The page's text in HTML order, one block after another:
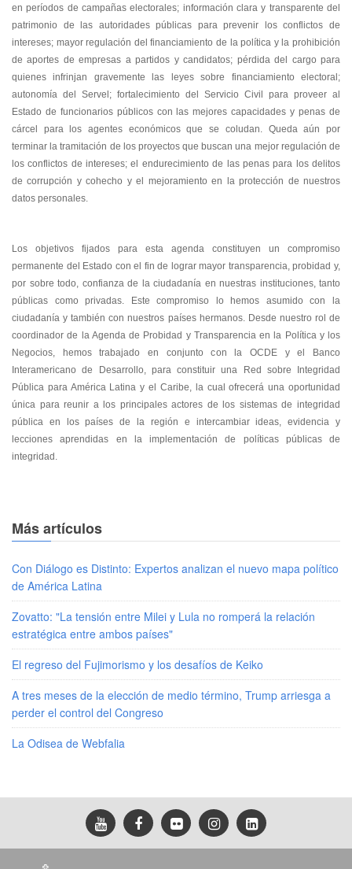
en períodos de campañas electorales; información clara y transparente del
patrimonio de las autoridades públicas para prevenir los conflictos de
intereses; mayor regulación del financiamiento de la política y la prohibición
de aportes de empresas a partidos y candidatos; pérdida del cargo para
quienes infrinjan gravemente las leyes sobre financiamiento electoral;
autonomía del Servel; fortalecimiento del Servicio Civil para proveer al
Estado de funcionarios públicos con las mejores capacidades y penas de
cárcel para los agentes económicos que se coludan. Queda aún por
terminar la tramitación de los proyectos que buscan una mejor regulación de
los conflictos de intereses; el endurecimiento de las penas para los delitos
de corrupción y cohecho y el mejoramiento en la protección de nuestros
datos personales.
Los objetivos fijados para esta agenda constituyen un compromiso
permanente del Estado con el fin de lograr mayor transparencia, probidad y,
por sobre todo, confianza de la ciudadanía en nuestras instituciones, tanto
públicas como privadas. Este compromiso lo hemos asumido con la
ciudadanía y también con nuestros países hermanos. Desde nuestro rol de
coordinador de la Agenda de Probidad y Transparencia en la Política y los
Negocios, hemos trabajado en conjunto con la OCDE y el Banco
Interamericano de Desarrollo, para constituir una Red sobre Integridad
Pública para América Latina y el Caribe, la cual ofrecerá una oportunidad
única para reunir a los principales actores de los sistemas de integridad
pública en los países de la región e intercambiar ideas, evidencia y
lecciones aprendidas en la implementación de políticas públicas de
integridad.
Más artículos
Con Diálogo es Distinto: Expertos analizan el nuevo mapa político
de América Latina
Zovatto: "La tensión entre Milei y Lula no romperá la relación
estratégica entre ambos países"
El regreso del Fujimorismo y los desafíos de Keiko
A tres meses de la elección de medio término, Trump arriesga a
perder el control del Congreso
La Odisea de Webfalia